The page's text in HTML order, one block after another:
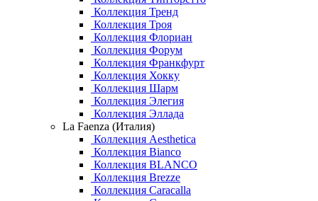
Коллекция Тренд
Коллекция Троя
Коллекция Флориан
Коллекция Форум
Коллекция Франкфурт
Коллекция Хокку
Коллекция Шарм
Коллекция Элегия
Коллекция Эллада
La Faenza (Италия)
Коллекция Aesthetica
Коллекция Bianco
Коллекция BLANCO
Коллекция Brezze
Коллекция Caracalla